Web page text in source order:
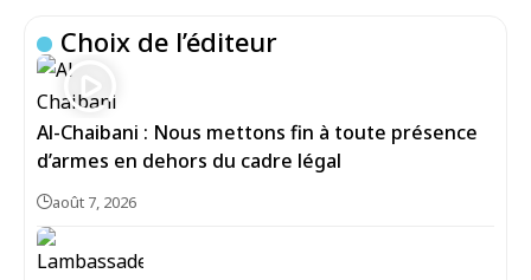
Choix de l’éditeur
Al-Chaibani : Nous mettons fin à toute présence
d’armes en dehors du cadre légal
août 7, 2026